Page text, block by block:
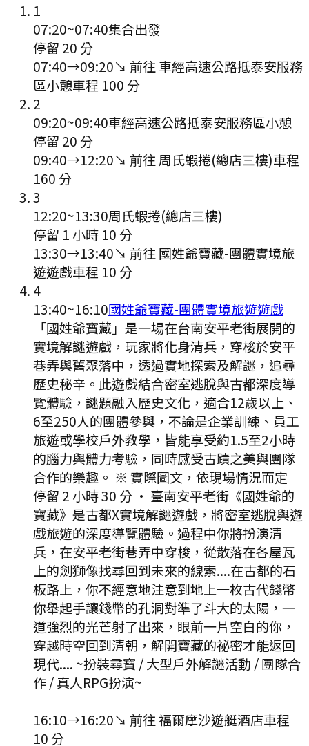
1
07:20~07:40集合出發
停留 20 分
07:40→09:20↘ 前往 車經高速公路抵泰安服務
區小憩車程 100 分
2
09:20~09:40車經高速公路抵泰安服務區小憩
停留 20 分
09:40→12:20↘ 前往 周氏蝦捲(總店三樓)車程
160 分
3
12:20~13:30周氏蝦捲(總店三樓)
停留 1 小時 10 分
13:30→13:40↘ 前往 國姓爺寶藏-團體實境旅
遊遊戲車程 10 分
4
13:40~16:10國姓爺寶藏-團體實境旅遊遊戲
「國姓爺寶藏」是一場在台南安平老街展開的
實境解謎遊戲，玩家將化身清兵，穿梭於安平
巷弄與舊聚落中，透過實地探索及解謎，追尋
歷史秘辛。此遊戲結合密室逃脫與古都深度導
覽體驗，謎題融入歷史文化，適合12歲以上、
6至250人的團體參與，不論是企業訓練、員工
旅遊或學校戶外教學，皆能享受約1.5至2小時
的腦力與體力考驗，同時感受古蹟之美與團隊
合作的樂趣。 ※ 實際圖文，依現場情況而定
停留 2 小時 30 分 · 臺南安平老街《國姓爺的
寶藏》是古都X實境解謎遊戲，將密室逃脫與遊
戲旅遊的深度導覽體驗。過程中你將扮演清
兵，在安平老街巷弄中穿梭，從散落在各屋瓦
上的劍獅像找尋回到未來的線索....在古都的石
板路上，你不經意地注意到地上一枚古代錢幣
你舉起手讓錢幣的孔洞對準了斗大的太陽，一
道強烈的光芒射了出來，眼前一片空白的你，
穿越時空回到清朝，解開寶藏的祕密才能返回
現代.... ~扮裝尋寶 / 大型戶外解謎活動 / 團隊合
作 / 真人RPG扮演~
16:10→16:20↘ 前往福爾摩沙遊艇酒店車程
10 分